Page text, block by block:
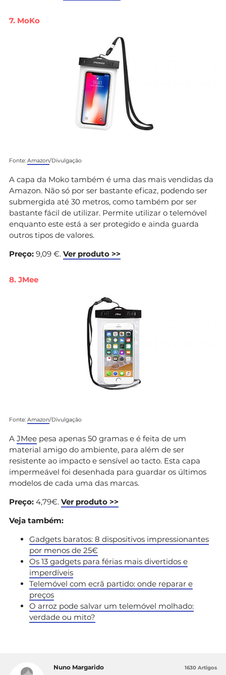
7. MoKo
Fonte: Amazon/Divulgação
A capa da Moko também é uma das mais vendidas da
Amazon. Não só por ser bastante eficaz, podendo ser
submergida até 30 metros, como também por ser
bastante fácil de utilizar. Permite utilizar o telemóvel
enquanto este está a ser protegido e ainda guarda
outros tipos de valores.
Preço: 9,09 €. Ver produto >>
8. JMee
Fonte: Amazon/Divulgação
A JMee pesa apenas 50 gramas e é feita de um
material amigo do ambiente, para além de ser
resistente ao impacto e sensível ao tacto. Esta capa
impermeável foi desenhada para guardar os últimos
modelos de cada uma das marcas.
Preço: 4,79€. Ver produto >>
Veja também:
Gadgets baratos: 8 dispositivos impressionantes
por menos de 25€
Os 13 gadgets para férias mais divertidos e
imperdíveis
Telemóvel com ecrã partido: onde reparar e
preços
O arroz pode salvar um telemóvel molhado:
verdade ou mito?
Nuno Margarido 1630 Artigos